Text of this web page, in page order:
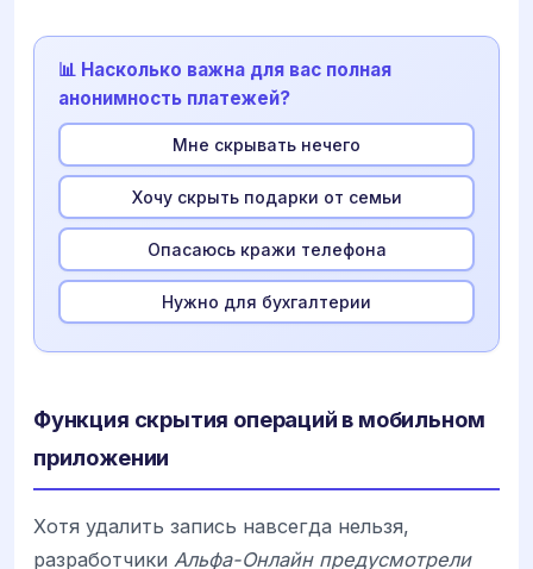
📊 Насколько важна для вас полная
анонимность платежей?
Мне скрывать нечего
Хочу скрыть подарки от семьи
Опасаюсь кражи телефона
Нужно для бухгалтерии
Функция скрытия операций в мобильном
приложении
Хотя удалить запись навсегда нельзя,
разработчики Альфа-Онлайн предусмотрели